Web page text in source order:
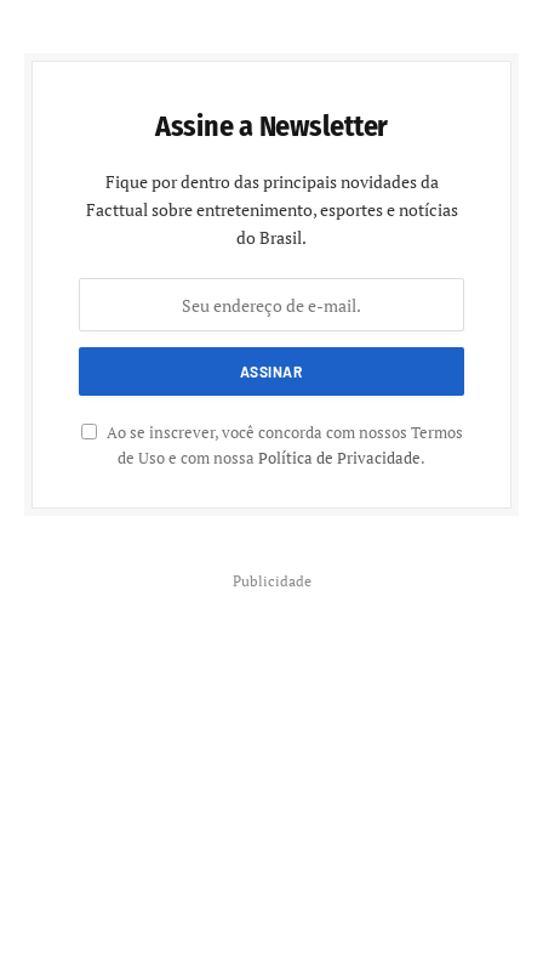
Assine a Newsletter
Fique por dentro das principais novidades da
Facttual sobre entretenimento, esportes e notícias
do Brasil.
Ao se inscrever, você concorda com nossos Termos
de Uso e com nossa Política de Privacidade.
Publicidade